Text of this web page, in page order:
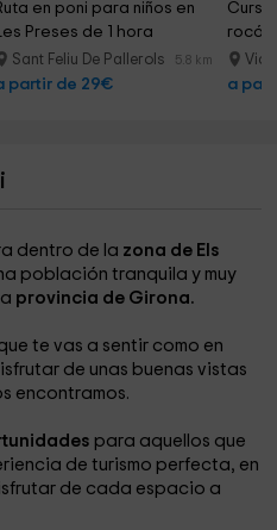
en poni para niños en
Preses de 1 hora
Sant Feliu De Pallerols 5.8 km
partir de 29€
horas
Vic
a
dentro de la zona de Els
población tranquila y muy
provincia de Girona.
te vas a sentir como en
de unas buenas vistas
encontramos.
para aquellos que
de turismo perfecta, en
de cada espacio a